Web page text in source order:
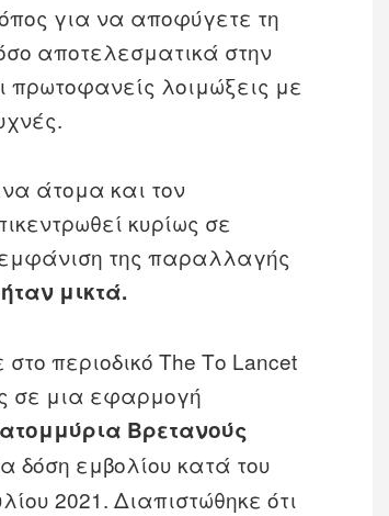
για να αποφύγετε τη
αποτελεσματικά στην
πρωτοφανείς λοιμώξεις με
άτομα και τον
κυρίως σε
της παραλλαγής
μικτά.
περιοδικό The Το Lancet
σε μια εφαρμογή
Βρετανούς
δόση εμβολίου κατά του
2021. Διαπιστώθηκε ότι